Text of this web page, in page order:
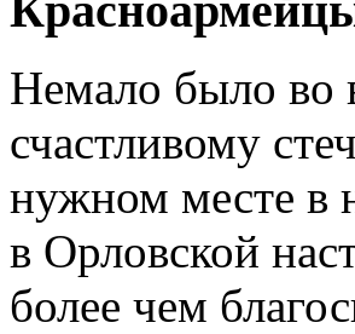
Немало было во
счастливому
нужном месте в
в Орловской
более чем